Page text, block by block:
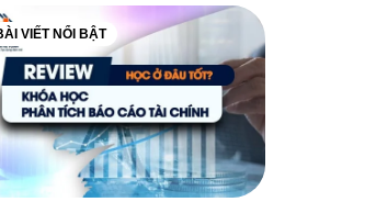
VIẾT NỔI BẬT